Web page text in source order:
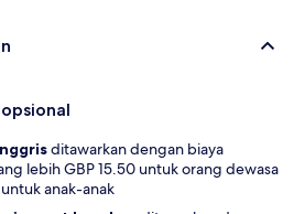
ditawarkan dengan biaya
lebih GBP 15.50 untuk orang dewasa
anak-anak